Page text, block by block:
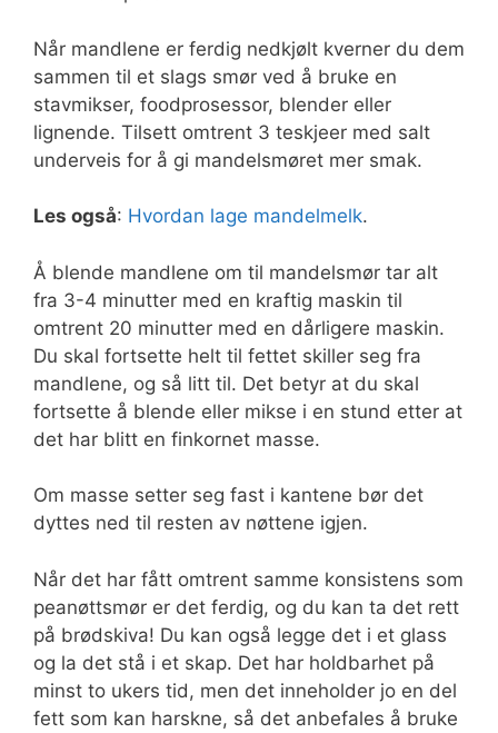
Når mandlene er ferdig nedkjølt kverner du dem
sammen til et slags smør ved å bruke en
stavmikser, foodprosessor, blender eller
lignende. Tilsett omtrent 3 teskjeer med salt
underveis for å gi mandelsmøret mer smak.
Les også: Hvordan lage mandelmelk.
Å blende mandlene om til mandelsmør tar alt
fra 3-4 minutter med en kraftig maskin til
omtrent 20 minutter med en dårligere maskin.
Du skal fortsette helt til fettet skiller seg fra
mandlene, og så litt til. Det betyr at du skal
fortsette å blende eller mikse i en stund etter at
det har blitt en finkornet masse.
Om masse setter seg fast i kantene bør det
dyttes ned til resten av nøttene igjen.
Når det har fått omtrent samme konsistens som
peanøttsmør er det ferdig, og du kan ta det rett
på brødskiva! Du kan også legge det i et glass
og la det stå i et skap. Det har holdbarhet på
minst to ukers tid, men det inneholder jo en del
fett som kan harskne, så det anbefales å bruke